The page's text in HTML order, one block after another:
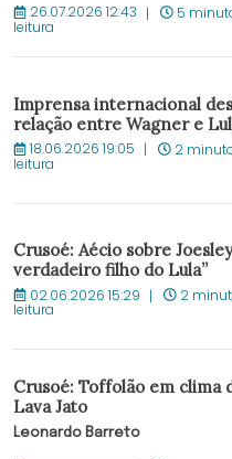
26.07.2026 12:43 5
leitura
Imprensa internacional
relação entre Wagner e
18.06.2026 19:05 2
leitura
Crusoé: Aécio sobre
verdadeiro filho do Lula”
02.06.2026 15:29 2
leitura
Crusoé: Toffolão em clima
Lava Jato
Leonardo Barreto